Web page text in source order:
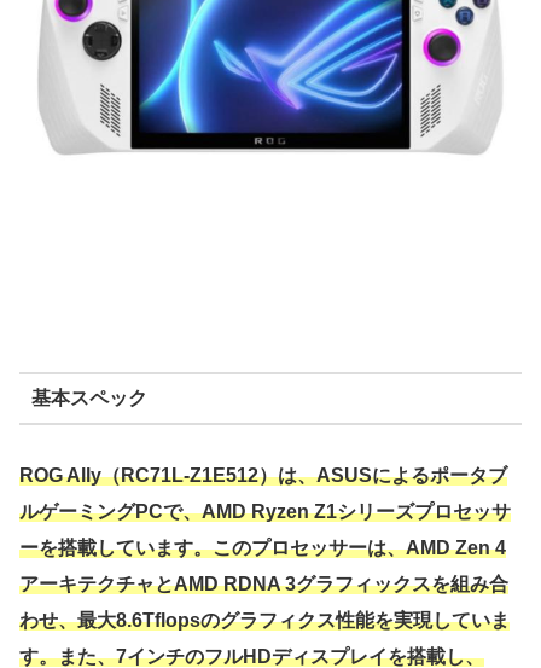
基本スペック
ROG Ally（RC71L-Z1E512）は、ASUSによるポータブ
ルゲーミングPCで、AMD Ryzen Z1シリーズプロセッサ
ーを搭載しています。このプロセッサーは、AMD Zen 4
アーキテクチャとAMD RDNA 3グラフィックスを組み合
わせ、最大8.6Tflopsのグラフィクス性能を実現していま
す。また、7インチのフルHDディスプレイを搭載し、